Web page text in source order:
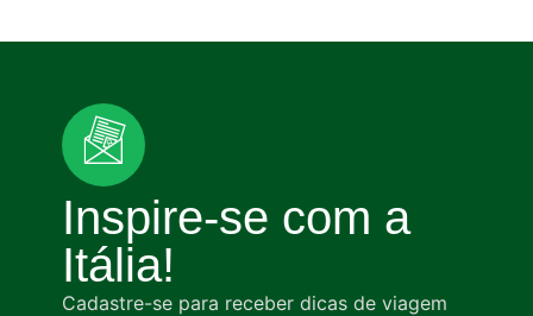
Inspire-se com a
Itália!
Cadastre-se para receber dicas de viagem